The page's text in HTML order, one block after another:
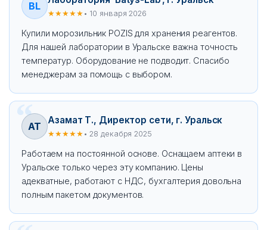
BL
★★★★★ • 10 января 2026
Купили морозильник POZIS для хранения реагентов.
Для нашей лаборатории в Уральске важна точность
температур. Оборудование не подводит. Спасибо
менеджерам за помощь с выбором.
АТ
Азамат Т., Директор сети, г. Уральск
★★★★★ • 28 декабря 2025
Работаем на постоянной основе. Оснащаем аптеки в
Уральске только через эту компанию. Цены
адекватные, работают с НДС, бухгалтерия довольна
полным пакетом документов.